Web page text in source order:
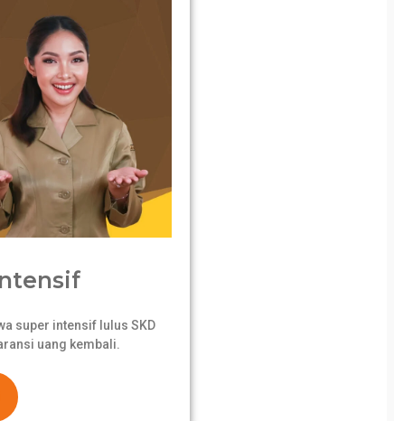
super intensif lulus SKD
uang kembali.